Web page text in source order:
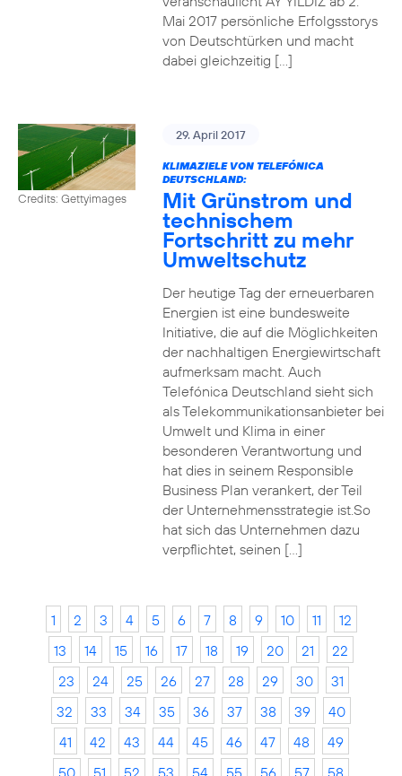
Mai 2017 persönliche Erfolgsstorys
von Deutschtürken und macht
dabei gleichzeitig […]
Credits: Gettyimages
29. April 2017
KLIMAZIELE VON TELEFÓNICA
DEUTSCHLAND:
Mit Grünstrom und
technischem
Fortschritt zu mehr
Umweltschutz
Der heutige Tag der erneuerbaren
Energien ist eine bundesweite
Initiative, die auf die Möglichkeiten
der nachhaltigen Energiewirtschaft
aufmerksam macht. Auch
Telefónica Deutschland sieht sich
als Telekommunikationsanbieter bei
Umwelt und Klima in einer
besonderen Verantwortung und
hat dies in seinem Responsible
Business Plan verankert, der Teil
der Unternehmensstrategie ist.So
hat sich das Unternehmen dazu
verpflichtet, seinen […]
1 2 3 4 5 6 7 8 9 10 11
12
13
14 15 16 17 18 19 20 21
22
23
24 25 26 27 28 29 30
31
32
33 34 35 36 37 38 39
40
41
42 43 44 45 46 47 48
49
50
51 52 53 54 55 56 57
58